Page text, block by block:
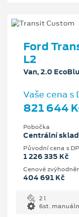
Ford
L2
Van, 2.0
Vaše cena s
821 644
Pobočka
Centrální sklad
Původní cena s
1 226 335 Kč
Cenové
404 691 Kč
2 l
6st.